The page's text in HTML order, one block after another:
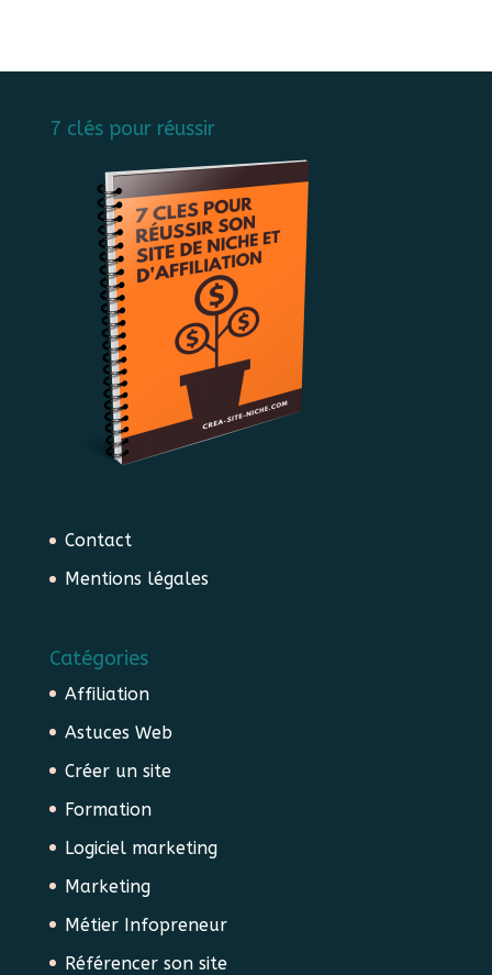
7 clés pour réussir
Contact
Mentions légales
Catégories
Affiliation
Astuces Web
Créer un site
Formation
Logiciel marketing
Marketing
Métier Infopreneur
Référencer son site